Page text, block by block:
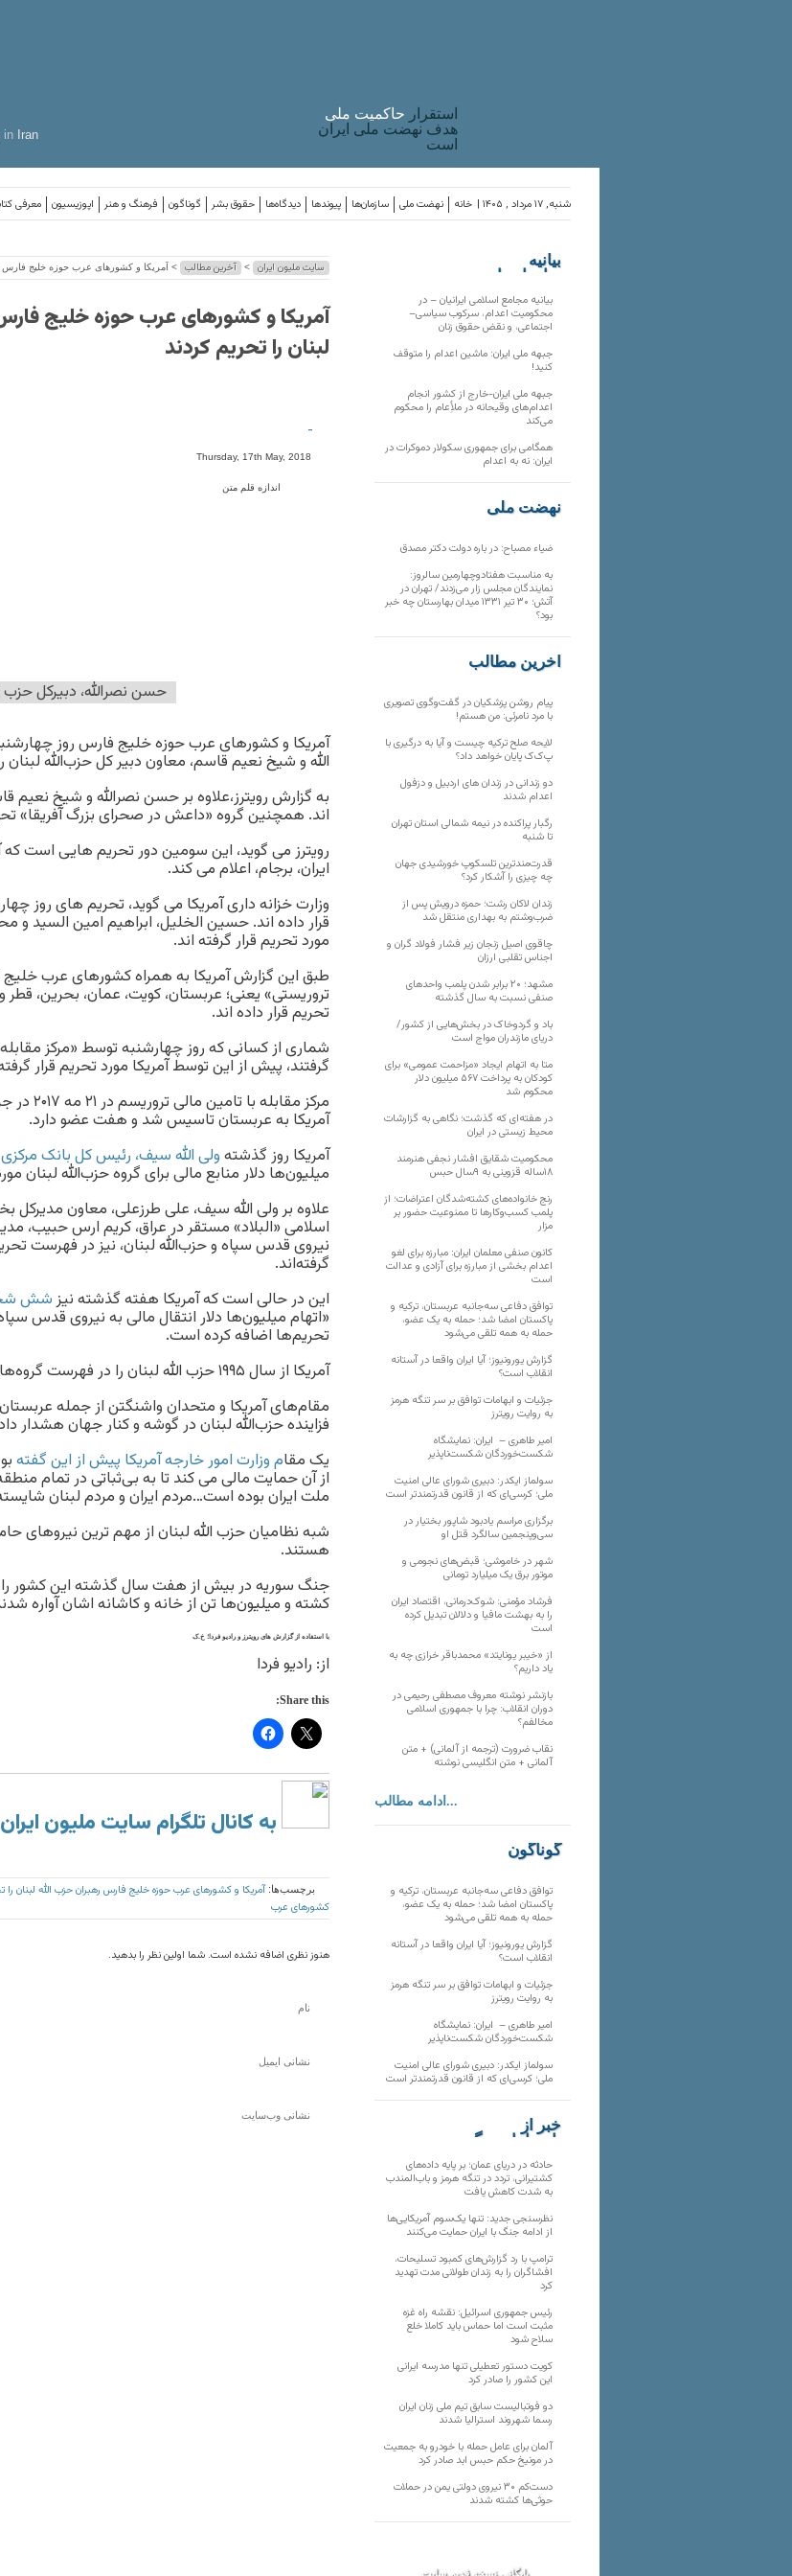
in Iran
استقرار حاکميت ملی
هدف نهضت ملی ایران
است
معرفی اپوزیسیون فرهنگ و هنر گوناگون حقوق بشر دیدگاه‌ها پیوندها سازمان‌ها نهضت ملی خانه شنبه, ۱۷ مرداد , ۱۴۰۵ |
سایت ملیون ایران > آخرین مطالب > آمریکا و کشورهای عرب حوزه خلیج فارس
آمریکا و کشورهای عرب حوزه خلیج
لبنان را تحریم کردند
-
Thursday, 17th May, 2018
اندازه قلم متن
حسن نصرالله، دبیرکل حزب
الله و شیخ نعیم قاسم، معاون دبیر کل حزب‌الله لبنان
به گزارش رویترز،علاوه بر حسن نصرالله و شیخ نعیم
اند. همچنین گروه «داعش در صحرای بزرگ آفریقا»
رویترز می گوید، این سومین دور تحریم هایی است که
ایران، برجام، اعلام می کند.
وزارت خزانه داری آمریکا می گوید، تحریم های روز
قرار داده اند. حسین الخلیل، ابراهیم امین السید و
مورد تحریم قرار گرفته اند.
طبق این گزارش آمریکا به همراه کشورهای عرب خلیج
تروریستی» یعنی؛ عربستان، کویت، عمان، بحرین، قطر
تحریم قرار داده اند.
شماری از کسانی که روز چهارشنبه توسط «مرکز مقابله
گرفتند،‌ پیش از این توسط آمریکا مورد تحریم قرار
مرکز
آمریکا به عربستان تاسیس شد و هفت عضو دارد.
آمریکا روز گذشتهولی الله سیف، رئیس کل بانک
میلیون‌ها دلار منابع مالی برای گروه حزب‌الله لبنان
علاوه بر ولی الله سیف، علی طرزعلی، معاون مدیرکل
اسلامی «البلاد» مستقر در عراق، کریم ارس حبیب،
نیروی قدس سپاه و حزب‌الله لبنان، نیز در فهرست
گرفته‌اند.
این در حالی است که آمریکا هفته گذشته نیزشش
«اتهام میلیون‌ها دلار انتقال مالی به نیروی قدس
تحریم‌ها اضافه کرده است.
آمریکا از سال ۱۹۹۵ حزب الله لبنان را در فهرست گروه‌های تروریستی قرار داده است.
مقام‌های آمریکا و متحدان واشنگتن از جمله
فزاینده حزب‌الله لبنان در گوشه و کنار جهان هشدار
یک مقام وزارت امور خارجه آمریکا پیش از این گفته
از آن حمایت مالی می کند تا به بی‌ثباتی در تمام
ملت ایران بوده است…مردم ایران و مردم لبنان
شبه نظامیان حزب الله لبنان از مهم ترین
هستند.
جنگ سوریه در بیش از هفت سال گذشته این کشور را
کشته و میلیون‌ها تن از خانه و کاشانه اشان آواره
با استفاده از گزارش های رویترز و رادیو فردا؛ خ.ک
از: رادیو فردا
Share this:
به کانال تلگرام سایت ملیون
برچسب‌ها:آمریکا و کشورهای عرب حوزه خلیج فارس رهبران حزب الله لبنان را
کشورهای عرب
هنوز نظری اضافه نشده است. شما اولین نظر را بدهید.
بیانیه
سازمان‌های
بیانیه مجامع اسلامی ایرانیان – در
محکومیت اعدام، سرکوب سیاسی–
اجتماعی، و نقض حقوق زنان
جبهه ملی ایران: ماشین اعدام را متوقف
کنید!
جبهه ملی ایران-خارج از کشور انجام
اعدام‌های وقیحانه در ملأِعام را محکوم
می‌کند
همگامی برای جمهوری سکولار دموکرات در
ایران: نه به اعدام
نهضت ملی
ضیاء مصباح: در باره دولت دکتر مصدق
به مناسبت هفتادوچهارمین سالروز:
نمایندگان مجلس زار می‌زدند/ تهران در
آتش؛ ۳۰ تیر ۱۳۳۱ میدان بهارستان چه خبر
بود؟
آخرین مطالب
پیام روشن پزشکیان در گفت‌و‌گوی تصویری
با مرد نامرئی: من هستم!
لایحه صلح ترکیه چیست و آیا به درگیری با
پ‌ک‌ک پایان خواهد داد؟
دو زندانی در زندان های اردبیل و دزفول
اعدام شدند
رگبار پراکنده در نیمه شمالی استان تهران
تا شنبه
قدرت‌مندترین تلسکوپ خورشیدی جهان
چه چیزی را آشکار کرد؟
زندان لاکان رشت؛ حمزه درویش پس از
ضرب‌وشتم به بهداری منتقل شد
چاقوی اصیل زنجان زیر فشار فولاد گران و
اجناس تقلبی ارزان
مشهد؛ ۲۰ برابر شدن پلمب واحدهای
صنفی نسبت به سال گذشته
باد و گردوخاک در بخش‌هایی از کشور/
دریای مازندران مواج است
متا به اتهام ایجاد «مزاحمت عمومی» برای
کودکان به پرداخت ۵۶۷ میلیون دلار
محکوم شد
در هفته‌ای که گذشت؛ نگاهی به گزارشات
محیط زیستی در ایران
محکومیت شقایق افشار نجفی هنرمند
۱۸ساله قزوینی به ۹سال حبس
رنج خانواده‌های کشته‌شدگان اعتراضات؛ از
پلمب کسب‌وکارها تا ممنوعیت حضور بر
مزار
کانون صنفی معلمان ایران: مبارزه برای لغو
اعدام بخشی از مبارزه برای آزادی و عدالت
است
توافق دفاعی سه‌جانبه عربستان، ترکیه و
پاکستان امضا شد؛ حمله به یک عضو،
حمله به همه تلقی می‌شود
گزارش یورونیوز؛ آیا ایران واقعا در آستانه
انقلاب است؟
جزئیات و ابهامات توافق بر سر تنگه هرمز
به روایت رویترز
امیر طاهری – ایران: نمایشگاه
شکست‌خوردگان شکست‌ناپذیر
سولماز ایکدر: دبیری شورای عالی امنیت
ملی؛ کرسی‌ای که از قانون قدرتمندتر است
برگزاری مراسم یادبود شاپور بختیار در
سی‌وپنجمین سالگرد قتل او
شهر در خاموشی؛ قبض‌های نجومی و
موتور برق یک میلیارد تومانی
فرشاد مؤمنی: شوک‌درمانی، اقتصاد ایران
را به بهشت مافیا و دلالان تبدیل کرده
است
از «خیبر یونایتد» محمدباقر خرازی چه به
یاد داریم؟
بازنشر نوشته معروف مصطفی رحیمی در
دوران انقلاب: چرا با جمهوری اسلامی
مخالفم؟
نقاب ضرورت (ترجمه از آلمانی) + متن
آلمانی + متن انگلیسی نوشته
ادامه مطالب...
گوناگون
توافق دفاعی سه‌جانبه عربستان، ترکیه و
پاکستان امضا شد؛ حمله به یک عضو،
حمله به همه تلقی می‌شود
گزارش یورونیوز؛ آیا ایران واقعا در آستانه
انقلاب است؟
جزئیات و ابهامات توافق بر سر تنگه هرمز
به روایت رویترز
امیر طاهری – ایران: نمایشگاه
شکست‌خوردگان شکست‌ناپذیر
سولماز ایکدر: دبیری شورای عالی امنیت
ملی؛ کرسی‌ای که از قانون قدرتمندتر است
خبر از
تارنماهای دیگر
حادثه در دریای عمان؛ بر پایه داده‌های
کشتیرانی، تردد در تنگه هرمز و باب‌المندب
به شدت کاهش یافت
نظرسنجی جدید: تنها یک‌سوم آمریکایی‌ها
از ادامه جنگ با ایران حمایت می‌کنند
ترامپ با رد گزارش‌های کمبود تسلیحات،
افشاگران را به زندان طولانی مدت تهدید
کرد
رئیس‌ جمهوری اسرائیل: نقشه راه غزه
مثبت است اما حماس باید کاملا خلع
سلاح شود
کویت دستور تعطیلی تنها مدرسه ایرانی
این کشور را صادر کرد
دو فوتبالیست سابق تیم ملی زنان ایران
رسما شهروند استرالیا شدند
آلمان برای عامل حمله با خودرو به جمعیت
در مونیخ حکم حبس ابد صادر کرد
دست‌کم ۳۰ نیروی دولتی یمن در حملات
حوثی‌ها کشته شدند
بایگانی نسخه قدیم سایت